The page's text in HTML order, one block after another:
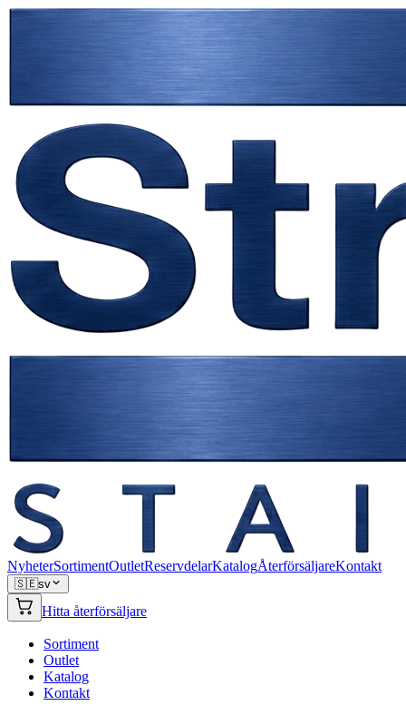
NyheterSortimentOutletReservdelarKatalogÅterförsäljareKontakt
🇸🇪sv
Hitta återförsäljare
Sortiment
Outlet
Katalog
Kontakt